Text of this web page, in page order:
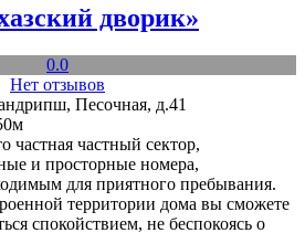
дворик»
0.0
Нет отзывов
Песочная, д.41
частная частный сектор,
и просторные номера,
для приятного пребывания.
территории дома вы сможете
спокойствием, не беспокоясь о